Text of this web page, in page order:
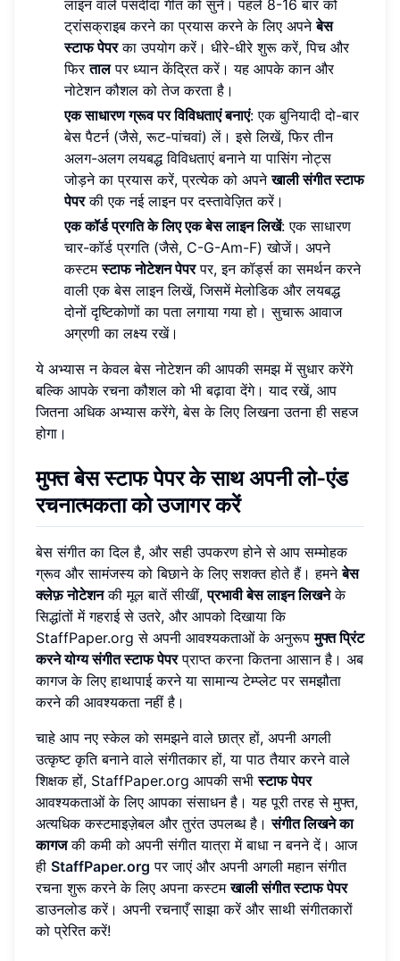
लाइन वाले पसंदीदा गीत को सुनें। पहले 8-16 बार को
ट्रांसक्राइब करने का प्रयास करने के लिए अपनेबेस
स्टाफ पेपरका उपयोग करें। धीरे-धीरे शुरू करें, पिच और
फिरतालपर ध्यान केंद्रित करें। यह आपके कान और
नोटेशन कौशल को तेज करता है।
एक साधारण ग्रूव पर विविधताएं बनाएं: एक बुनियादी दो-बार
बेस पैटर्न (जैसे, रूट-पांचवां) लें। इसे लिखें, फिर तीन
अलग-अलग लयबद्ध विविधताएं बनाने या पासिंग नोट्स
जोड़ने का प्रयास करें, प्रत्येक को अपनेखाली संगीत स्टाफ
पेपरकी एक नई लाइन पर दस्तावेज़ित करें।
एक कॉर्ड प्रगति के लिए एक बेस लाइन लिखें: एक साधारण
चार-कॉर्ड प्रगति (जैसे, C-G-Am-F) खोजें। अपने
कस्टमस्टाफ नोटेशन पेपरपर, इन कॉर्ड्स का समर्थन करने
वाली एक बेस लाइन लिखें, जिसमें मेलोडिक और लयबद्ध
दोनों दृष्टिकोणों का पता लगाया गया हो। सुचारू आवाज
अग्रणी का लक्ष्य रखें।
ये अभ्यास न केवल बेस नोटेशन की आपकी समझ में सुधार करेंगे
बल्कि आपके रचना कौशल को भी बढ़ावा देंगे। याद रखें, आप
जितना अधिक अभ्यास करेंगे, बेस के लिए लिखना उतना ही सहज
होगा।
मुफ्त बेस स्टाफ पेपर के साथ अपनी लो-एंड
रचनात्मकता को उजागर करें
बेस संगीत का दिल है, और सही उपकरण होने से आप सम्मोहक
ग्रूव और सामंजस्य को बिछाने के लिए सशक्त होते हैं। हमनेबेस
क्लेफ़ नोटेशनकी मूल बातें सीखीं,प्रभावी बेस लाइन लिखनेके
सिद्धांतों में गहराई से उतरे, और आपको दिखाया कि
StaffPaper.org से अपनी आवश्यकताओं के अनुरूपमुफ्त प्रिंट
करने योग्य संगीत स्टाफ पेपरप्राप्त करना कितना आसान है। अब
कागज के लिए हाथापाई करने या सामान्य टेम्प्लेट पर समझौता
करने की आवश्यकता नहीं है।
चाहे आप नए स्केल को समझने वाले छात्र हों, अपनी अगली
उत्कृष्ट कृति बनाने वाले संगीतकार हों, या पाठ तैयार करने वाले
शिक्षक हों, StaffPaper.org आपकी सभीस्टाफ पेपर
आवश्यकताओं के लिए आपका संसाधन है। यह पूरी तरह से मुफ्त,
अत्यधिक कस्टमाइज़ेबल और तुरंत उपलब्ध है।संगीत लिखने का
कागजकी कमी को अपनी संगीत यात्रा में बाधा न बनने दें। आज
ही StaffPaper.org पर जाएं और अपनी अगली महान संगीत
रचना शुरू करने के लिए अपना कस्टमखाली संगीत स्टाफ पेपर
डाउनलोड करें। अपनी रचनाएँ साझा करें और साथी संगीतकारों
को प्रेरित करें!